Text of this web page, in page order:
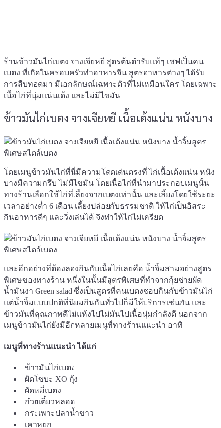
ร้านข้าวมันไก่เบตง จางเจียหยี สูตรต้นตำรับแท้ๆ เชฟเป็นคน
เบตง ที่เกิดในครอบครัวทำอาหารจีน สูตรอาหารต่างๆ ได้รับ
การสืบทอดมา มีเอกลักษณ์เฉพาะตัวที่ไม่เหมือนใคร โดยเฉพาะ
เนื้อไก่ที่นุ่มแน่นเด้ง และไม่มีไขมัน
ข้าวมันไก่เบตง จางเจียหยี เนื้อเด้งแน่น หนังบาง
โดยเมนูข้าวมันไก่ที่นี่มีความโดดเด่นตรงที่ ไก่เนื้อเด้งแน่น หนัง
บางมีความกรึบ ไม่มีไขมัน โดยเนื้อไก่ที่นำมาประกอบเมนูนั้น
ทางร้านเลือกใช้ไก่ที่เลี้ยงจากเบตงเท่านั้น และเลี้ยงโดยใช้ระยะ
เวลาอย่างต่ำ 6 เดือน เลี้ยงปล่อยกับธรรมชาติ ให้ไก่เป็นอิสระ
กินอาหารดีๆ และวิ่งเล่นได้ จึงทำให้ไก่ไม่เครียด
และอีกอย่างที่ต้องลองกินกับเนื้อไก่เลยคือ น้ำจิ้มสามอย่างสูตร
พิเศษของทางร้าน หนึ่งในนั้นมีสูตรพิเศษที่ทำจากกุ้ยช่ายผัด
น้ำมันงา Green salad ซึ่งเป็นสูตรที่คนเบตงชอบกินกับข้าวมันไก่
แต่น้ำจิ้มแบบปกติที่นิยมกินกันทั่วไปก็มีให้บริการเช่นกัน และ
ข้าวมันที่คุณภาพดีไม่แห้งไปไม่มันไปเนื้อนุ่มกำลังดี นอกจาก
เมนูข้าวมันไก่ยังมีอีกหลายเมนูที่ทางร้านแนะนำ อาทิ
เมนูที่ทางร้านแนะนำ ได้แก่
ข้าวมันไก่เบตง
ผัดโซบะ XO กุ้ง
ผัดหมี่เบตง
ก๋วยเตี๋ยวหลอด
กระเพาะปลาน้ำขาว
เคาหยก